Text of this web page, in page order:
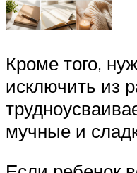
Кроме того,
исключить из
мучные и